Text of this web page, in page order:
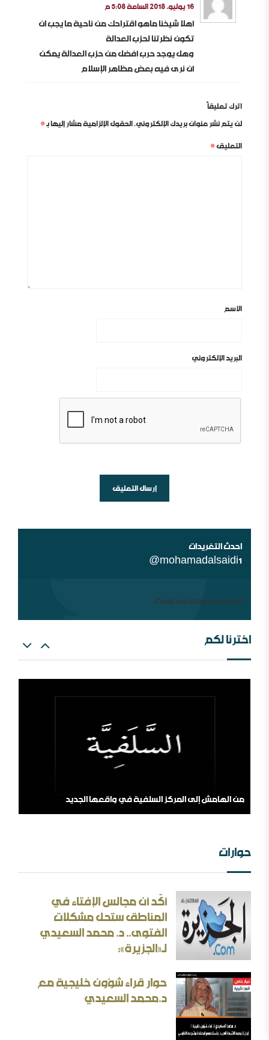
16 يوليو، 2018 الساعة 5:08 م
أهلا شيخنا ماهو اقتراحك من ناحية ما يجب ان
تكون نظرتنا لحزب العدالة
وهل يوجد حرب أفضل من حزب العدالة يمكن
أن نرى فيه بعض مظاهر الإسلام
اترك تعليقاً
لن يتم نشر عنوان بريدك الإلكتروني.الحقول الإلزامية مشار إليها بـ*
التعليق*
الاسم
البريد الإلكتروني
احدث التغريدات
@mohamadalsaidi1
Could not authenticate you.
اخترنا لكم
سابقة
العالم الإسلامي والمؤامرة القادمة
من الهامش إلى المركز السلفية في واقعها الجديد
الأسئلة المنطقية والأجوبة غير المنطقية في الحرب الإيرانية
حوارات
أكّد أن مجالس الإفتاء في
المناطق ستحل مشكلات
الفتوى.. د. محمد السعيدي
لـ«الجزيرة»:
حوار قراء شؤون خليجية مع
د.محمد السعيدي
الثقافة بين الثوابت والمتغيرات [ورقة عمل]